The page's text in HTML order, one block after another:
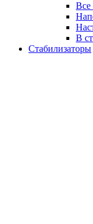
Все
В
Стабилизаторы